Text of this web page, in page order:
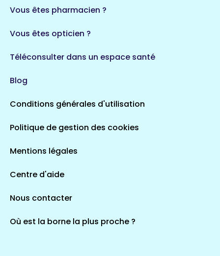
Vous êtes pharmacien ?
Vous êtes opticien ?
Téléconsulter dans un espace santé
Blog
Conditions générales d'utilisation
Politique de gestion des cookies
Mentions légales
Centre d'aide
Nous contacter
Où est la borne la plus proche ?